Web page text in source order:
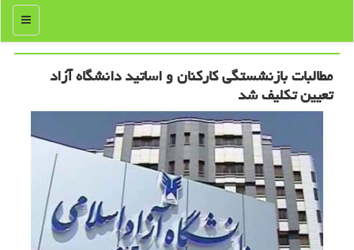
منو
مطالبات بازنشستگی كاركنان و اساتید دانشگاه آزاد
تعیین تكلیف شد